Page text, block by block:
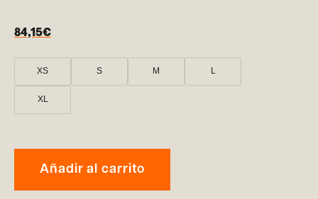
84,15€
XS S M L
XL
Añadir al carrito